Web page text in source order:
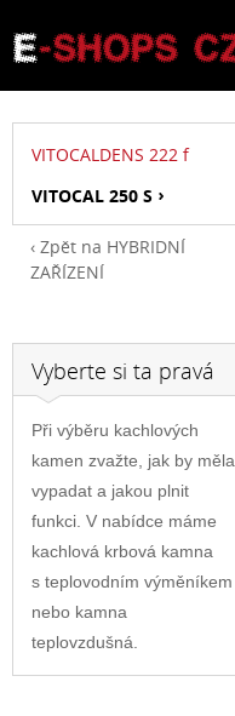
VITOCALDENS 222 f
VITOCAL 250 S
Zpět na HYBRIDNÍ
ZAŘÍZENÍ
Vyberte si ta pravá
Při výběru kachlových
kamen zvažte, jak by měla
vypadat a jakou plnit
funkci. V nabídce máme
kachlová krbová kamna
s teplovodním výměníkem
nebo kamna
teplovzdušná.